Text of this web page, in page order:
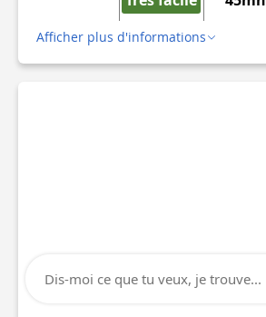
Afficher plus d'informations
Dis-moi ce que tu veux, je trouve...